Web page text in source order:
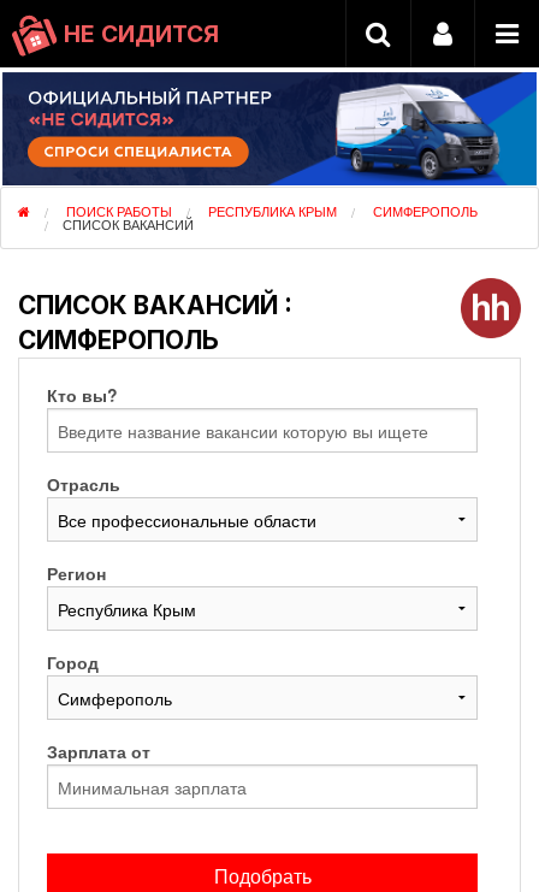
НЕ СИДИТСЯ
ПОИСК РАБОТЫ РЕСПУБЛИКА КРЫМ СИМФЕРОПОЛЬ
СПИСОК ВАКАНСИЙ
СПИСОК ВАКАНСИЙ :
СИМФЕРОПОЛЬ
Кто вы?
Отрасль
Регион
Город
Зарплата от
Подобрать